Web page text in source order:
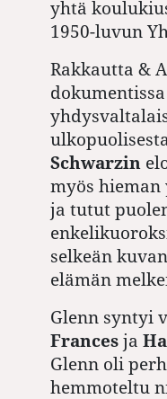
yhtä
1950-luvun
Rakkautta &
dokumentissa
Schwarzin
myös
ja tutut
selkeän
elämän
Glenn syntyi
Frances ja
Glenn oli
hemmoteltu